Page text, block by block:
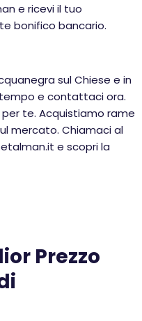
e ricevi il tuo
bonifico bancario.
sul Chiese e in
e contattaci ora.
te. Acquistiamo rame
mercato. Chiamaci al
e scopri la
Prezzo